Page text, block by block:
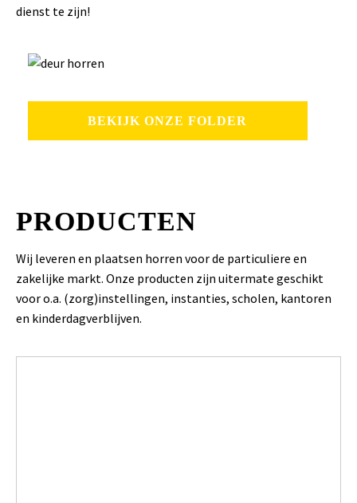
dienst te zijn!
BEKIJK ONZE FOLDER
PRODUCTEN
Wij leveren en plaatsen horren voor de particuliere en
zakelijke markt. Onze producten zijn uitermate geschikt
voor o.a. (zorg)instellingen, instanties, scholen, kantoren
en kinderdagverblijven.